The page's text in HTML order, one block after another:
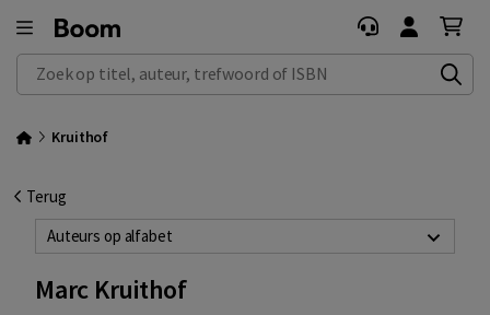
Zoek op titel, auteur, trefwoord of ISBN
Kruithof
Terug
Auteurs op alfabet
Marc Kruithof